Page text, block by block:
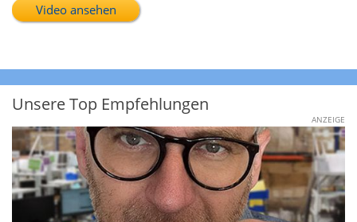
Video ansehen
Unsere Top Empfehlungen
ANZEIGE